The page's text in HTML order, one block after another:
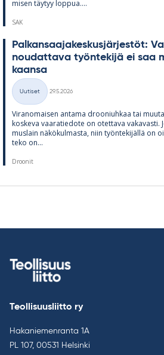
mi­sen täy­tyy lop­pua....
SAK
Pal­kan­saa­ja­kes­kus­jär­jes­töt:
nou­dat­tava työn­te­kijä ei saa
kaansa
Kategoriat
Uutiset
29.5.2026
Vi­ran­omai­sen an­tama droo­niuh­kaa tai
kos­keva vaa­ra­tie­dote on otet­tava
mus­lain nä­kö­kul­masta, niin työn­te­ki­jällä on
teko on...
Droonit
Teollisuusliitto ry
Hakaniemenranta 1A
PL 107, 00531 Helsinki